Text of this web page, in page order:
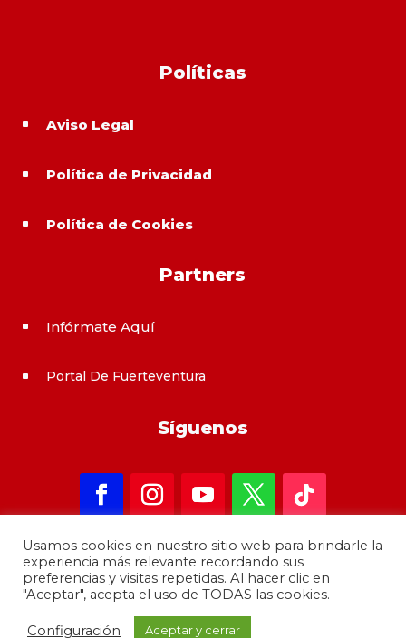
Políticas
^ Aviso Legal
^ Política de Privacidad
^ Política de Cookies
Partners
^ Infórmate Aquí
^ Portal De Fuerteventura
Síguenos
Copyright 2021 – informateAqui · Desarrollado por
Usamos cookies en nuestro sitio web para brindarle la
experiencia más relevante recordando sus
preferencias y visitas repetidas. Al hacer clic en
"Aceptar", acepta el uso de TODAS las cookies.
Configuración Aceptar y cerrar